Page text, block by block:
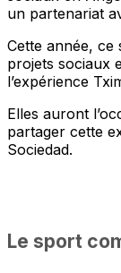
un partenariat
Cette année, ce
projets sociaux
l’expérience
Elles auront
partager cette
Sociedad.
Le sport